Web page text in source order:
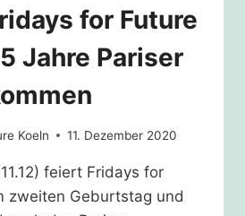
for Future
Jahre Pariser
Koeln 11. Dezember 2020
feiert Fridays for
zweiten Geburtstag und